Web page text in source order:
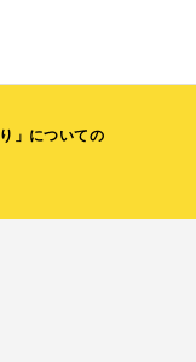
」についての